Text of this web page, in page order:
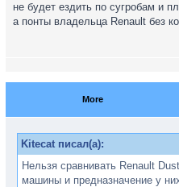
не будет ездить по сугробам и
а понты владельца Renault без
More
Kitecat писал(а):
Нельзя сравнивать Renault
машины и предназначение у